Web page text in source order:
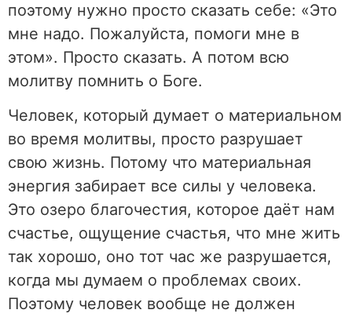
поэтому нужно просто сказать себе: «Это
мне надо. Пожалуйста, помоги мне в
этом». Просто сказать. А потом всю
молитву помнить о Боге.
Человек, который думает о материальном
во время молитвы, просто разрушает
свою жизнь. Потому что материальная
энергия забирает все силы у человека.
Это озеро благочестия, которое даёт нам
счастье, ощущение счастья, что мне жить
так хорошо, оно тот час же разрушается,
когда мы думаем о проблемах своих.
Поэтому человек вообще не должен